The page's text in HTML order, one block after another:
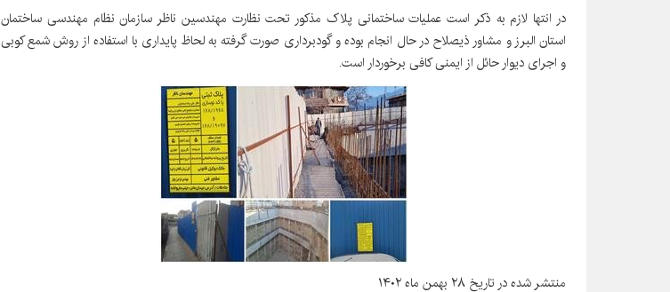
در انتها لازم به ذکر است عملیات ساختمانی پلاک مذکور تحت نظارت مهندسین ناظر سازمان نظام مهندسی ساختمان
استان البرز و مشاور ذیصلاح در حال انجام بوده و گودبرداری صورت گرفته به لحاظ پایداری با استفاده از روش شمع کوبی
و اجرای دیوار حائل از ایمنی کافی برخوردار است.
منتشر شده در تاریخ ۲۸ بهمن ماه ۱۴۰۲